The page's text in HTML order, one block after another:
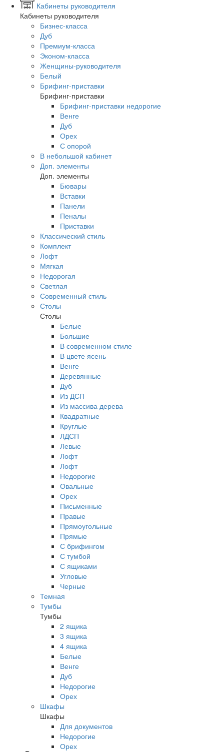
Кабинеты руководителя
Кабинеты руководителя
Бизнес-класса
Дуб
Премиум-класса
Эконом-класса
Женщины-руководителя
Белый
Брифинг-приставки
Брифинг-приставки
Брифинг-приставки недорогие
Венге
Дуб
Орех
С опорой
В небольшой кабинет
Доп. элементы
Доп. элементы
Бювары
Вставки
Панели
Пеналы
Приставки
Классический стиль
Комплект
Лофт
Мягкая
Недорогая
Светлая
Современный стиль
Столы
Столы
Белые
Большие
В современном стиле
В цвете ясень
Венге
Деревянные
Дуб
Из ДСП
Из массива дерева
Квадратные
Круглые
ЛДСП
Левые
Лофт
Лофт
Недорогие
Овальные
Орех
Письменные
Правые
Прямоугольные
Прямые
С брифингом
С тумбой
С ящиками
Угловые
Черные
Темная
Тумбы
Тумбы
2 ящика
3 ящика
4 ящика
Белые
Венге
Дуб
Недорогие
Орех
Шкафы
Шкафы
Для документов
Недорогие
Орех